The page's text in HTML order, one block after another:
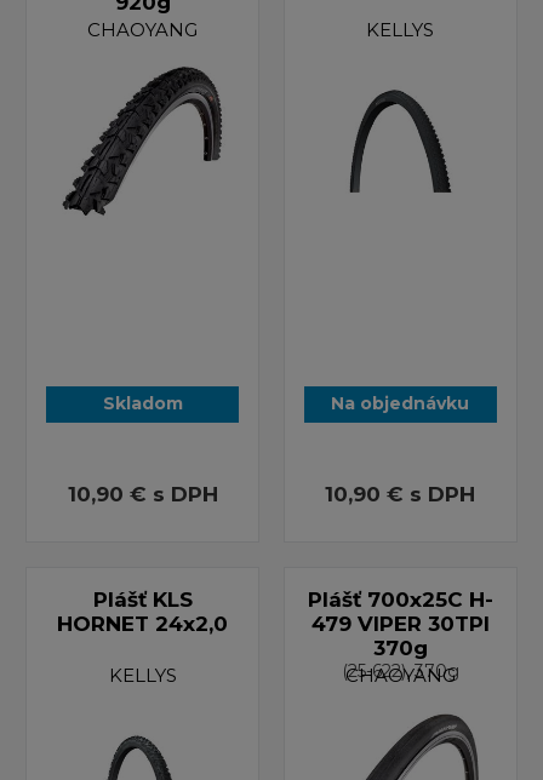
CHAOYANG
Skladom
10,90 € s DPH
KELLYS
Na objednávku
10,90 € s DPH
Plášť KLS
HORNET 24x2,0
KELLYS
Plášť 700x25C H-
479 VIPER 30TPI
370g
(25-622), 370g
CHAOYANG